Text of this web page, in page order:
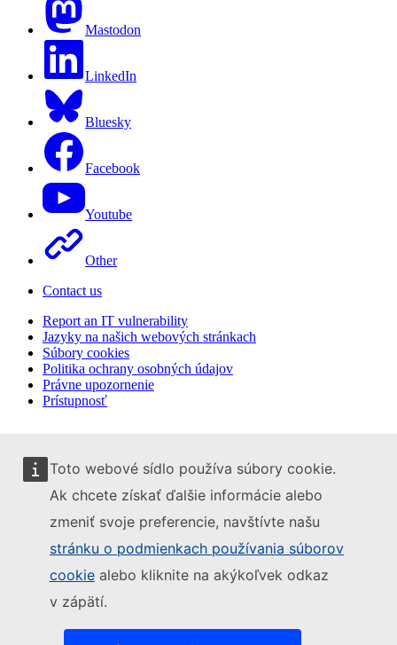
Toto webové sídlo používa súbory cookie.
Ak chcete získať ďalšie informácie alebo
zmeniť svoje preferencie, navštívte našu
stránku o podmienkach používania súborov
cookie alebo kliknite na akýkoľvek odkaz
v zápätí.
Mastodon
LinkedIn
Bluesky
Facebook
Youtube
Other
Contact us
Report an IT vulnerability
Jazyky na našich webových stránkach
Súbory cookies
Politika ochrany osobných údajov
Právne upozornenie
Prístupnosť